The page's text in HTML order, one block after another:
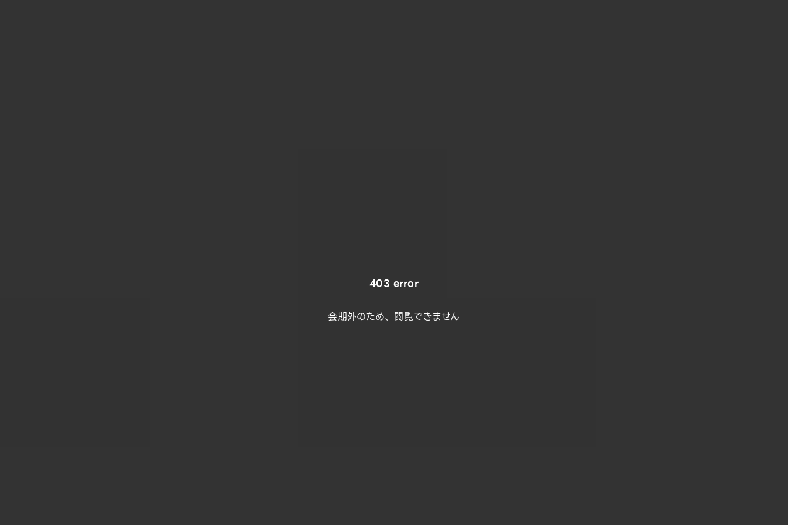
403 error
会期外のため、閲覧できません